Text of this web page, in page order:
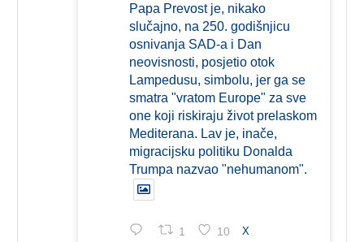
Papa Prevost je, nikako
slučajno, na 250. godišnjicu
osnivanja SAD-a i Dan
neovisnosti, posjetio otok
Lampedusu, simbolu, jer ga se
smatra "vratom Europe" za sve
one koji riskiraju život prelaskom
Mediterana. Lav je, inače,
migracijsku politiku Donalda
Trumpa nazvao "nehumanom".
1 10 X